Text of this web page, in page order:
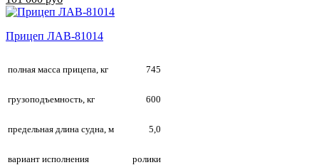
Прицеп ЛАВ-81014
полная масса прицепа, кг 745
грузоподъемность, кг 600
предельная длина судна, м 5,0
вариант исполнения ролики